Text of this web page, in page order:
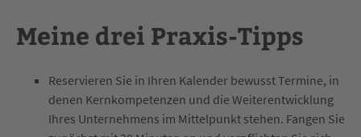
Meine drei Praxis-Tipps
Reservieren Sie in Ihren Kalender bewusst Termine, in
denen Kernkompetenzen und die Weiterentwicklung
Ihres Unternehmens im Mittelpunkt stehen. Fangen Sie